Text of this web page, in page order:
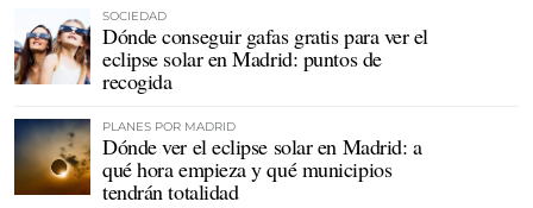
SOCIEDAD
Dónde conseguir gafas gratis para ver el
eclipse solar en Madrid: puntos de
recogida
PLANES POR MADRID
Dónde ver el eclipse solar en Madrid: a
qué hora empieza y qué municipios
tendrán totalidad